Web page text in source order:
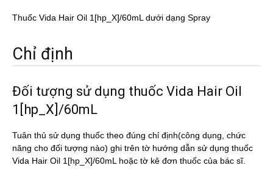
Thuốc Vida Hair Oil 1[hp_X]/60mL dưới dạng Spray
Chỉ định
Đối tượng sử dụng thuốc Vida Hair Oil
1[hp_X]/60mL
Tuân thủ sử dụng thuốc theo đúng chỉ định(công dụng, chức
năng cho đối tượng nào) ghi trên tờ hướng dẫn sử dụng thuốc
Vida Hair Oil 1[hp_X]/60mL hoặc tờ kê đơn thuốc của bác sĩ.